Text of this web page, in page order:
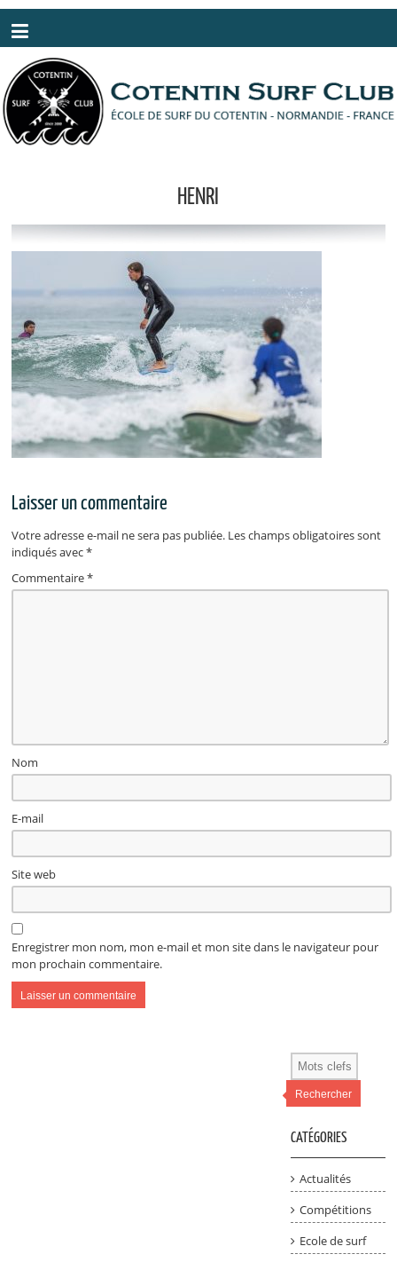
HENRI
Laisser un commentaire
Votre adresse e-mail ne sera pas publiée. Les champs obligatoires sont
indiqués avec*
Commentaire*
Nom
E-mail
Site web
Enregistrer mon nom, mon e-mail et mon site dans le navigateur pour
mon prochain commentaire.
Rechercher
CATÉGORIES
Actualités
Compétitions
Ecole de surf
Panneau de gestion des cookies